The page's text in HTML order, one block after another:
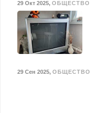
29 Окт 2025, ОБЩЕСТВО
29 Сен 2025, ОБЩЕСТВО